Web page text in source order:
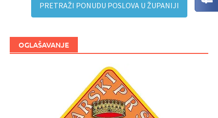
PRETRAŽI PONUDU POSLOVA U ŽUPANIJI
OGLAŠAVANJE